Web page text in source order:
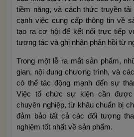
tiềm năng, và cách thức truyền tải
cạnh việc cung cấp thông tin về
tạo ra cơ hội để kết nối trực tiếp
tương tác và ghi nhận phản hồi từ
Trong một lễ ra mắt sản phẩm,
gian, nội dung chương trình, và
có thể tác động mạnh đến sự
Việc tổ chức sự kiện cần
chuyên nghiệp, từ khâu chuẩn bị
đảm bảo tất cả các đối tượng
nghiệm tốt nhất về sản phẩm.